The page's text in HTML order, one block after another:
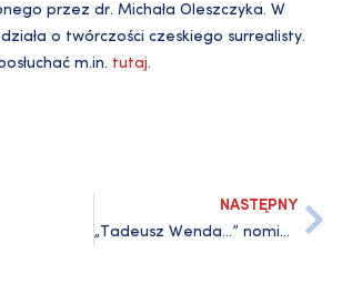
przez dr. Michała Oleszczyka. W
o twórczości czeskiego surrealisty.
m.in. tutaj.
NASTĘPNY
„Tadeusz Wenda…” nominowany do Pomorskiej Nagrody Literackiej „Wiatr od morza”